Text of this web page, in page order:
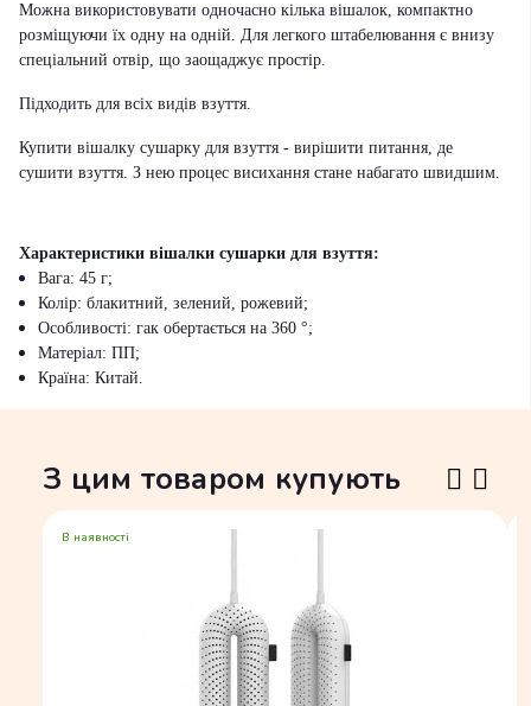
Можна використовувати одночасно кілька вішалок, компактно
розміщуючи їх одну на одній. Для легкого штабелювання є внизу
спеціальний отвір, що заощаджує простір.
Підходить для всіх видів взуття.
Купити вішалку сушарку для взуття - вирішити питання, де
сушити взуття. З нею процес висихання стане набагато швидшим.
Характеристики вішалки сушарки для взуття:
Вага: 45 г;
Колір: блакитний, зелений, рожевий;
Особливості: гак обертається на 360 °;
Матеріал: ПП;
Країна: Китай.
З цим товаром купують
В наявності